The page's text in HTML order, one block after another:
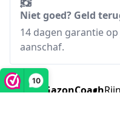
10
Niet goed? Geld
14 dagen garantie op
aanschaf.
MijnGazonCoach